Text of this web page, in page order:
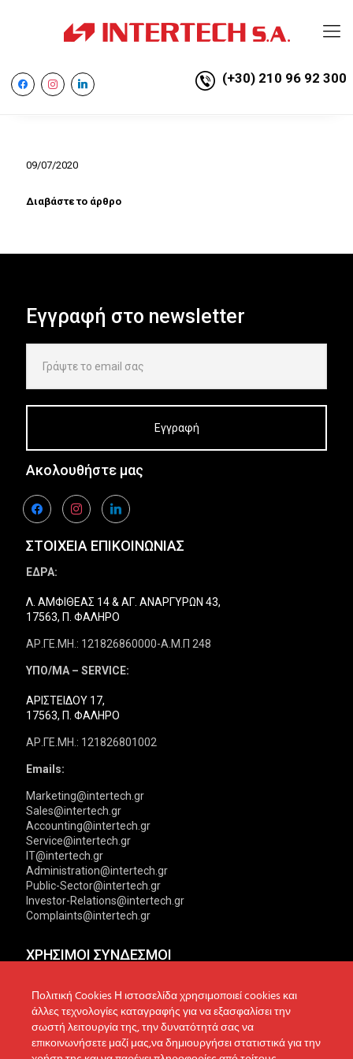
facebookinstagramlinkedin (+30) 210 96 92 300
09/07/2020
Διαβάστε το άρθρο
Εγγραφή στο newsletter
Ακολουθήστε μας
facebookinstagramlinkedin
ΣΤΟΙΧΕΙΑ ΕΠΙΚΟΙΝΩΝΙΑΣ
ΕΔΡΑ:
Λ. ΑΜΦΙΘΕΑΣ 14 & ΑΓ. ΑΝΑΡΓΥΡΩΝ 43,
17563, Π. ΦΑΛΗΡΟ
ΑΡ.ΓΕ.ΜΗ.: 121826860000-Α.Μ.Π 248
ΥΠΟ/ΜΑ – SERVICE:
ΑΡΙΣΤΕΙΔΟΥ 17,
17563, Π. ΦΑΛΗΡΟ
ΑΡ.ΓΕ.ΜΗ.: 121826801002
Emails:
Marketing@intertech.gr
Sales@intertech.gr
Accounting@intertech.gr
Service@intertech.gr
IT@intertech.gr
Administration@intertech.gr
Public-Sector@intertech.gr
Investor-Relations@intertech.gr
Complaints@intertech.gr
ΧΡΗΣΙΜΟΙ ΣΥΝΔΕΣΜΟΙ
Αντιπροσωπείες
Δίκτυο συνεργατών
Τεχνική υποστήριξη
Πολιτική Απορρήτου
Πολιτική Cookies
Πολιτική Προστασίας
Πολιτική Cookies Η ιστοσελίδα χρησιμοποιεί cookies και
άλλες τεχνολογίες καταγραφής για να εξασφαλίσει την
σωστή λειτουργία της, την δυνατότητά σας να
επικοινωνήσετε μαζί μας,να δημιουργήσει στατιστικά για την